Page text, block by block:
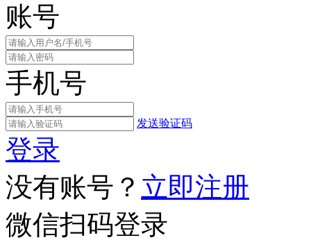
账号
手机号
发送验证码
登录
没有账号？ 立即注册
微信扫码登录